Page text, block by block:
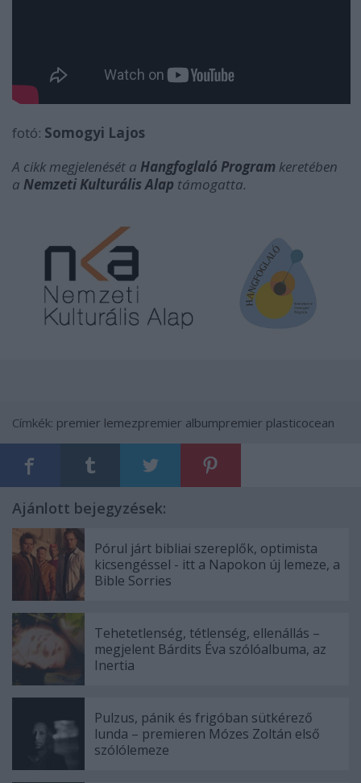
fotó: Somogyi Lajos
A cikk megjelenését a Hangfoglaló Program keretében
a Nemzeti Kulturális Alap támogatta.
Címkék: premier lemezpremier albumpremier plasticocean
Ajánlott bejegyzések:
Pórul járt bibliai szereplők, optimista
kicsengéssel - itt a Napokon új lemeze, a
Bible Sorries
Tehetetlenség, tétlenség, ellenállás –
megjelent Bárdits Éva szólóalbuma, az
Inertia
Pulzus, pánik és frigóban sütkérező
lunda – premieren Mózes Zoltán első
szólólemeze